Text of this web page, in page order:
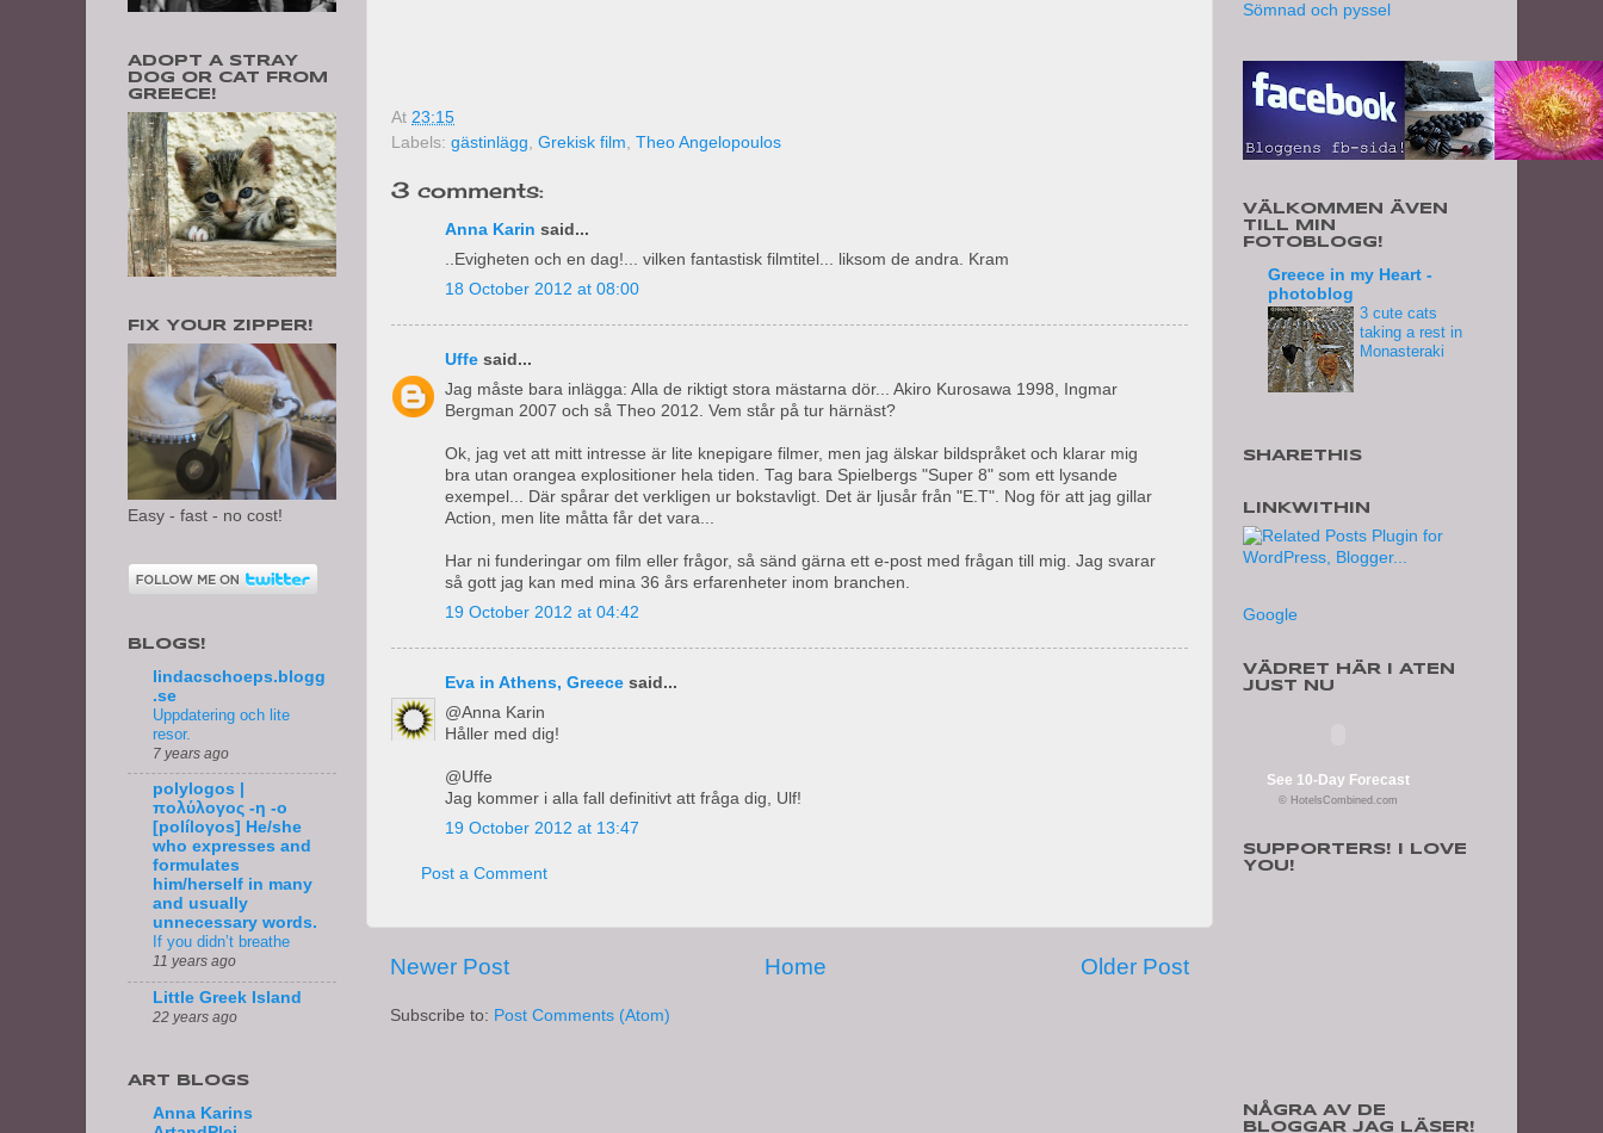
At 23:15
Labels: gästinlägg Grekisk film Theo Angelopoulos
3 comments:
Anna Karin said...
..Evigheten och en dag!... vilken fantastisk filmtitel... liksom de andra. Kram
18 October 2012 at 08:00
Uffe said...
Jag måste bara inlägga: Alla de riktigt stora mästarna dör... Akiro Kurosawa 1998, Ingmar
Bergman 2007 och så Theo 2012. Vem står på tur härnäst?
Ok, jag vet att mitt intresse är lite knepigare filmer, men jag älskar bildspråket och klarar mig
bra utan orangea explositioner hela tiden. Tag bara Spielbergs "Super 8" som ett lysande
exempel... Där spårar det verkligen ur bokstavligt. Det är ljusår från "E.T". Nog för att jag gillar
Action, men lite måtta får det vara...
Har ni funderingar om film eller frågor, så sänd gärna ett e-post med frågan till mig. Jag svarar
så gott jag kan med mina 36 års erfarenheter inom branchen.
19 October 2012 at 04:42
Eva in Athens, Greece said...
@Anna Karin
Håller med dig!
@Uffe
Jag kommer i alla fall definitivt att fråga dig, Ulf!
19 October 2012 at 13:47
Post a Comment
Newer Post Older Post
Home
Subscribe to: Post Comments (Atom)
ADOPT A STRAY
DOG OR CAT FROM
GREECE!
FIX YOUR ZIPPER!
Easy - fast - no cost!
BLOGS!
lindacschoeps.blogg
.se
Uppdatering och lite
resor.
7 years ago
polylogos |
πολύλογος -η -ο
[políloγos] He/she
who expresses and
formulates
him/herself in many
and usually
unnecessary words.
If you didn’t breathe
11 years ago
Little Greek Island
22 years ago
ART BLOGS
Anna Karins
Sömnad och pyssel
VÄLKOMMEN ÄVEN
TILL MIN
FOTOBLOGG!
Greece in my Heart -
photoblog
3 cute cats
taking a rest in
Monasteraki
SHARETHIS
LINKWITHIN
Google
VÄDRET HÄR I ATEN
JUST NU
See 10-Day Forecast
© HotelsCombined.com
SUPPORTERS! I LOVE
YOU!
NÅGRA AV DE
BLOGGAR JAG LÄSER!